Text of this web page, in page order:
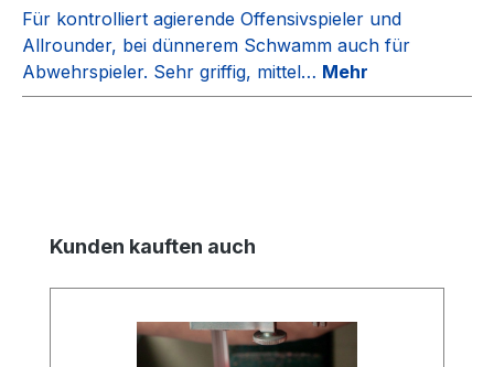
Für kontrolliert agierende Offensivspieler und
Allrounder, bei dünnerem Schwamm auch für
Abwehrspieler. Sehr griffig, mittel… Mehr
Produktgalerie überspringen
Kunden kauften auch